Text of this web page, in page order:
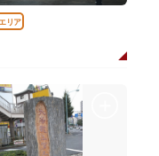
リア